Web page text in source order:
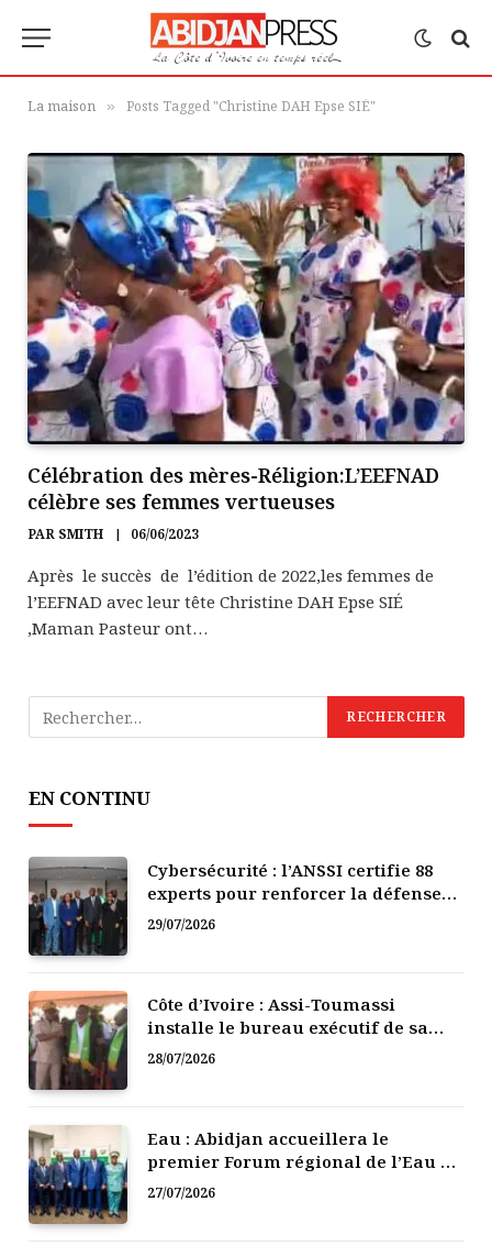
La maison » Posts Tagged "Christine DAH Epse SIÉ"
Célébration des mères-Réligion:L’EEFNAD
célèbre ses femmes vertueuses
PAR SMITH 06/06/2023
Après le succès de l’édition de 2022,les femmes de
l’EEFNAD avec leur tête Christine DAH Epse SIÉ
,Maman Pasteur ont…
EN CONTINU
Cybersécurité : l’ANSSI certifie 88
experts pour renforcer la défense
numérique de la Côte d’Ivoire
29/07/2026
Côte d’Ivoire : Assi-Toumassi
installe le bureau exécutif de sa
mutuelle de développement
28/07/2026
Eau : Abidjan accueillera le
premier Forum régional de l’Eau de
l’Afrique de l’Ouest
27/07/2026